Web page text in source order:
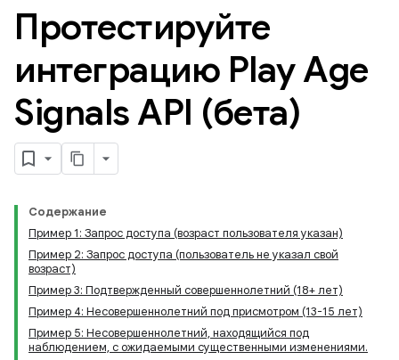
Протестируйте
интеграцию Play Age
Signals API (бета)
Содержание
Пример 1: Запрос доступа (возраст пользователя указан)
Пример 2: Запрос доступа (пользователь не указал свой
возраст)
Пример 3: Подтвержденный совершеннолетний (18+ лет)
Пример 4: Несовершеннолетний под присмотром (13-15 лет)
Пример 5: Несовершеннолетний, находящийся под
наблюдением, с ожидаемыми существенными изменениями.